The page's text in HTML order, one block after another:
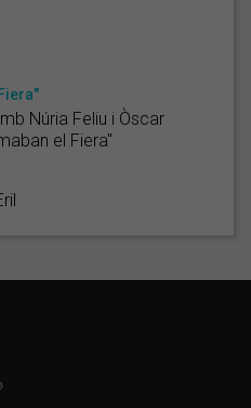
Núria Feliu i Òscar
el Fiera"